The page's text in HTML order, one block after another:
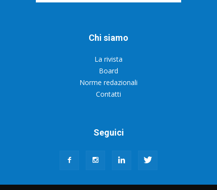
Chi siamo
La rivista
Board
Norme redazionali
Contatti
Seguici